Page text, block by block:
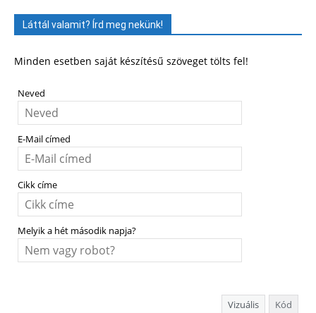
Láttál valamit? Írd meg nekünk!
Minden esetben saját készítésű szöveget tölts fel!
Neved
E-Mail címed
Cikk címe
Melyik a hét második napja?
Vizuális Kód